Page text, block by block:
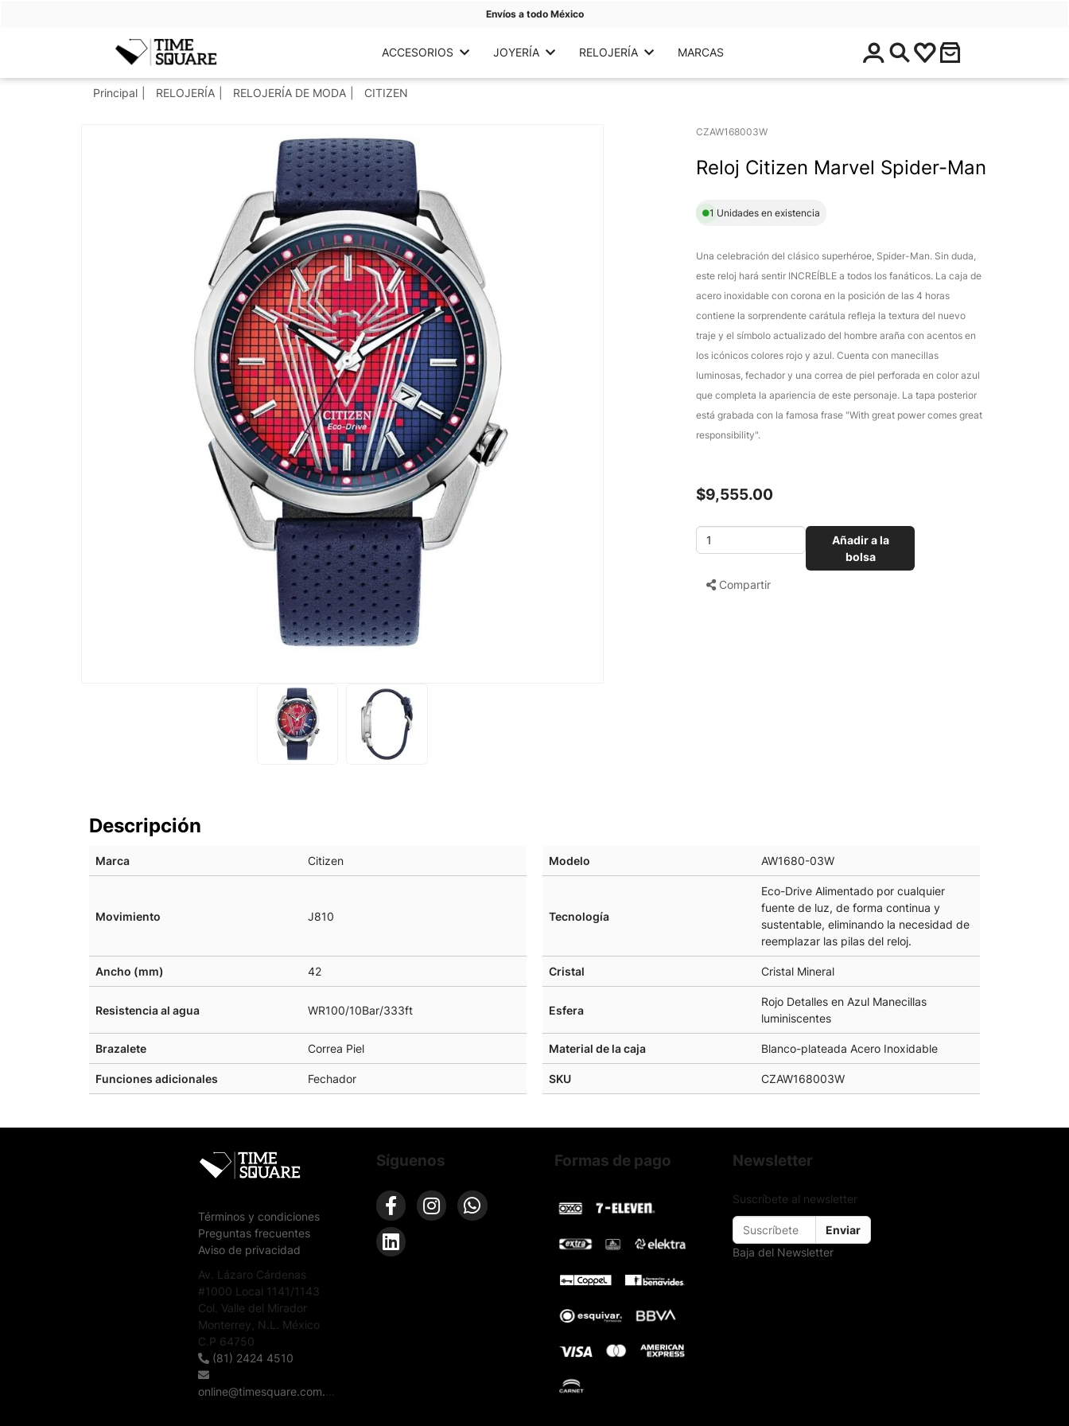
Envíos a todo México
Timesquare ACCESORIOS JOYERÍA RELOJERÍA MARCAS
$
0
.
Principal RELOJERÍA RELOJERÍA DE MODA CITIZEN
CZAW168003W
Reloj Citizen Marvel Spider-Man
1 Unidades en existencia
Una celebración del clásico superhéroe, Spider-Man. Sin duda,
este reloj hará sentir INCREÍBLE a todos los fanáticos. La caja de
acero inoxidable con corona en la posición de las 4 horas
contiene la sorprendente carátula refleja la textura del nuevo
traje y el símbolo actualizado del hombre araña con acentos en
los icónicos colores rojo y azul. Cuenta con manecillas
luminosas, fechador y una correa de piel perforada en color azul
que completa la apariencia de este personaje. La tapa posterior
está grabada con la famosa frase "With great power comes great
responsibility".
$9,555.00
Añadir a la
bolsa
Compartir
Descripción
Marca Citizen Modelo AW1680-03W
Movimiento J810 Tecnología
Eco-Drive Alimentado por cualquier
fuente de luz, de forma continua y
sustentable, eliminando la necesidad de
reemplazar las pilas del reloj.
Ancho (mm) 42 Cristal Cristal Mineral
Resistencia al agua WR100/10Bar/333ft Esfera
Rojo Detalles en Azul Manecillas
luminiscentes
Brazalete Correa Piel Material de la caja Blanco-plateada Acero Inoxidable
Funciones adicionales Fechador SKU CZAW168003W
Términos y condiciones
Preguntas frecuentes
Aviso de privacidad
Av. Lázaro Cárdenas
#1000 Local 1141/1143
Col. Valle del Mirador
Monterrey, N.L. México
C.P 64750
(81) 2424 4510
online@timesquare.com.mx
Síguenos Formas de pago Newsletter
Suscríbete al newsletter
Enviar
Baja del Newsletter